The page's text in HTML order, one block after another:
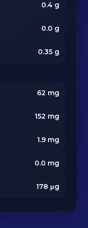
0.4g
0.0 g
0.35g
62 mg
152 mg
1.9mg
0.0 mg
178 μg